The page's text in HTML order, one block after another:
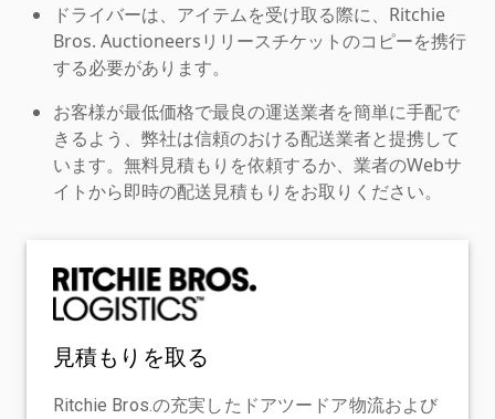
ドライバーは、アイテムを受け取る際に、Ritchie
Bros. Auctioneersリリースチケットのコピーを携行
する必要があります。
お客様が最低価格で最良の運送業者を簡単に手配で
きるよう、弊社は信頼のおける配送業者と提携して
います。無料見積もりを依頼するか、業者のWebサ
イトから即時の配送見積もりをお取りください。
見積もりを取る
Ritchie Bros.の充実したドアツードア物流および